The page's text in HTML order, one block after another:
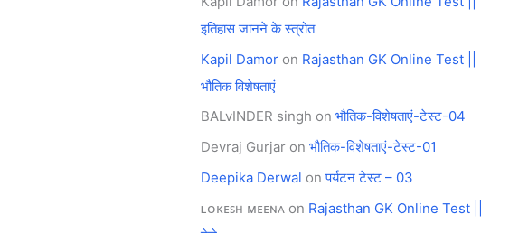
इतिहास जानने के स्त्रोत
Kapil Damor on Rajasthan GK Online Test ||
भौतिक विशेषताएं
BALvINDER singh on भौतिक-विशेषताएं-टेस्ट-04
Devraj Gurjar on भौतिक-विशेषताएं-टेस्ट-01
Deepika Derwal onपर्यटन टेस्ट – 03
ʟᴏᴋᴇꜱʜ ᴍᴇᴇɴᴀ on Rajasthan GK Online Test ||